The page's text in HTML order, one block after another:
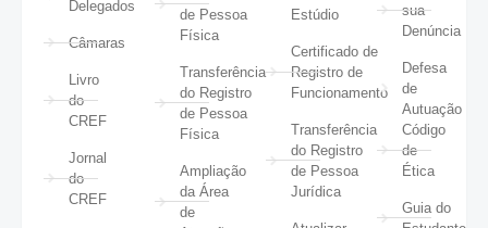
Delegados
Câmaras
Livro
do
CREF
Jornal
do
CREF
de Pessoa
Física
Transferência
do Registro
de Pessoa
Física
Ampliação
da Área
de
Estúdio
Certificado de
Registro de
Funcionamento
Transferência
do Registro
de Pessoa
Jurídica
sua
Denúncia
Defesa
de
Autuação
Código
de
Ética
Guia do